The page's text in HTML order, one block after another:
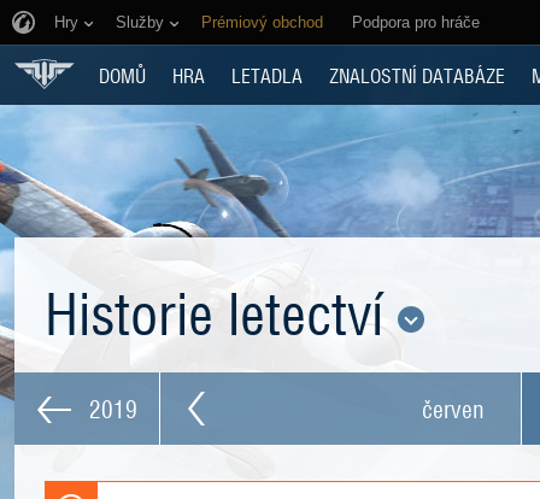
Hry Služby Prémiový obchod Podpora pro hráče
DOMŮ HRA LETADLA ZNALOSTNÍ DATABÁZE
Historie letectví
2019 červen